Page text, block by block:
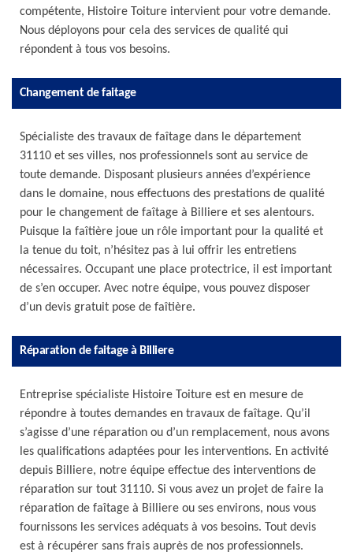
compétente, Histoire Toiture intervient pour votre demande.
Nous déployons pour cela des services de qualité qui
répondent à tous vos besoins.
Changement de faitage
Spécialiste des travaux de faîtage dans le département
31110 et ses villes, nos professionnels sont au service de
toute demande. Disposant plusieurs années d’expérience
dans le domaine, nous effectuons des prestations de qualité
pour le changement de faîtage à Billiere et ses alentours.
Puisque la faîtière joue un rôle important pour la qualité et
la tenue du toit, n’hésitez pas à lui offrir les entretiens
nécessaires. Occupant une place protectrice, il est important
de s’en occuper. Avec notre équipe, vous pouvez disposer
d’un devis gratuit pose de faîtière.
Réparation de faitage à Billiere
Entreprise spécialiste Histoire Toiture est en mesure de
répondre à toutes demandes en travaux de faîtage. Qu’il
s’agisse d’une réparation ou d’un remplacement, nous avons
les qualifications adaptées pour les interventions. En activité
depuis Billiere, notre équipe effectue des interventions de
réparation sur tout 31110. Si vous avez un projet de faire la
réparation de faîtage à Billiere ou ses environs, nous vous
fournissons les services adéquats à vos besoins. Tout devis
est à récupérer sans frais auprès de nos professionnels.